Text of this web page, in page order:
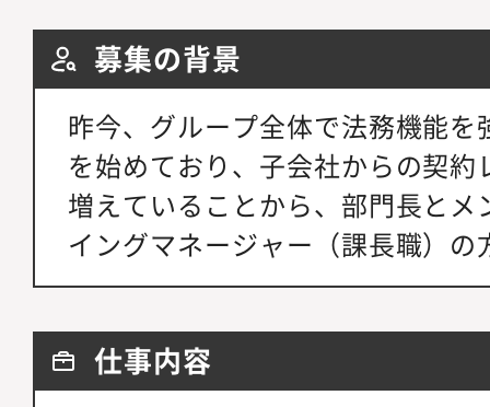
募集の背景
昨今、グループ全体で法務機能
を始めており、子会社からの契
増えていることから、部門長と
イングマネージャー（課長職）
仕事内容